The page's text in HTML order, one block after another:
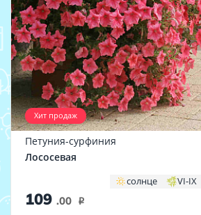
Хит продаж
Петуния-сурфиния
Лососевая
солнце VI-IX
109 .00 i